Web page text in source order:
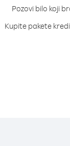
Pozovi bilo koji
Kupite pakete